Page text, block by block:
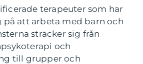
terapeuter som har
på att arbeta med barn och
sträcker sig från
och
till grupper och